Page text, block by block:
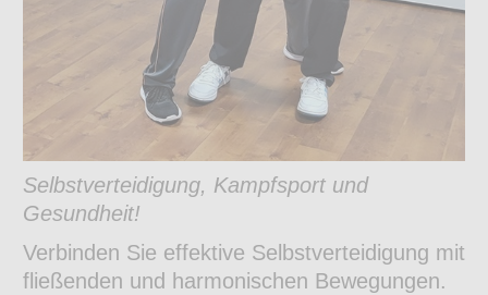
Selbstverteidigung, Kampfsport und
Gesundheit!
Verbinden Sie effektive Selbstverteidigung mit
fließenden und harmonischen Bewegungen.